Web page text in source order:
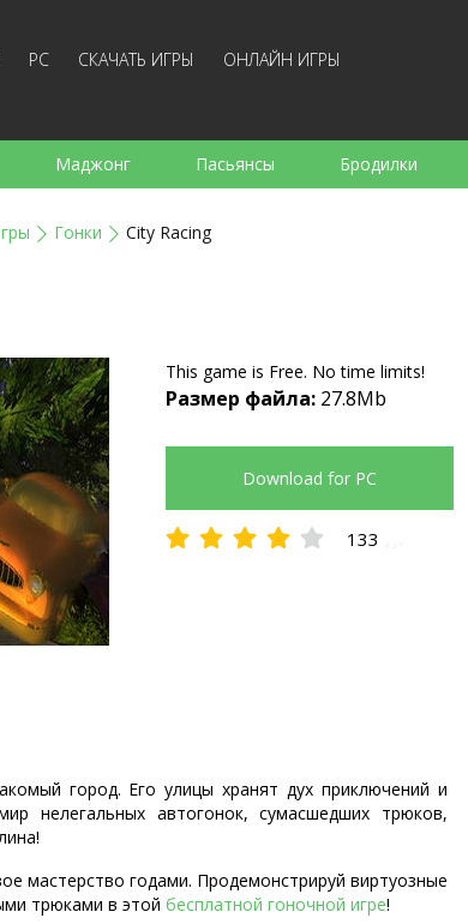
PC СКАЧАТЬ ИГРЫ ОНЛАЙН ИГРЫ
Маджонг Пасьянсы Бродилки
Гонки City Racing
This game is Free. No time limits!
Размер файла: 27.8Mb
Download for PC
133
город. Его улицы хранят дух приключений и
нелегальных автогонок, сумасшедших трюков,
мастерство годами. Продемонстрируй виртуозные
трюками в этой бесплатной гоночной игре!